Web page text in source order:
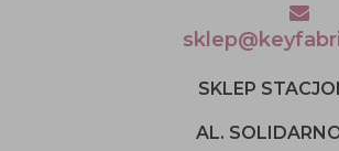
SKLEP
AL.